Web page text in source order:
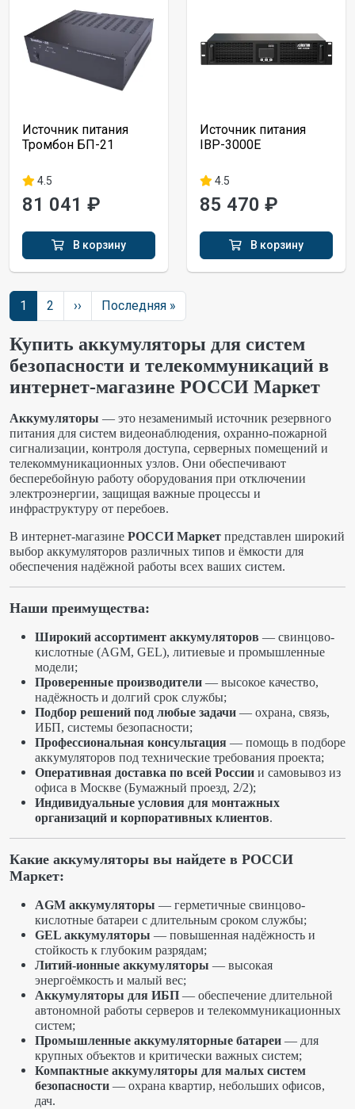
Источник питания
Тромбон БП-21
4.5
81 041 ₽
В корзину
Источник питания
IBP-3000E
4.5
85 470 ₽
В корзину
Нумерация страниц
1 2 ›› Следующая страница
Последняя »
Купить аккумуляторы для систем
безопасности и телекоммуникаций в
интернет-магазине РОССИ Маркет
Аккумуляторы — это незаменимый источник резервного
питания для систем видеонаблюдения, охранно-пожарной
сигнализации, контроля доступа, серверных помещений и
телекоммуникационных узлов. Они обеспечивают
бесперебойную работу оборудования при отключении
электроэнергии, защищая важные процессы и
инфраструктуру от перебоев.
В интернет-магазине РОССИ Маркет представлен широкий
выбор аккумуляторов различных типов и ёмкости для
обеспечения надёжной работы всех ваших систем.
Наши преимущества:
Широкий ассортимент аккумуляторов — свинцово-
кислотные (AGM, GEL), литиевые и промышленные
модели;
Проверенные производители — высокое качество,
надёжность и долгий срок службы;
Подбор решений под любые задачи — охрана, связь,
ИБП, системы безопасности;
Профессиональная консультация — помощь в подборе
аккумуляторов под технические требования проекта;
Оперативная доставка по всей России и самовывоз из
офиса в Москве (Бумажный проезд, 2/2);
Индивидуальные условия для монтажных
организаций и корпоративных клиентов.
Какие аккумуляторы вы найдете в РОССИ
Маркет:
AGM аккумуляторы — герметичные свинцово-
кислотные батареи с длительным сроком службы;
GEL аккумуляторы — повышенная надёжность и
стойкость к глубоким разрядам;
Литий-ионные аккумуляторы — высокая
энергоёмкость и малый вес;
Аккумуляторы для ИБП — обеспечение длительной
автономной работы серверов и телекоммуникационных
систем;
Промышленные аккумуляторные батареи — для
крупных объектов и критически важных систем;
Компактные аккумуляторы для малых систем
безопасности — охрана квартир, небольших офисов,
дач.